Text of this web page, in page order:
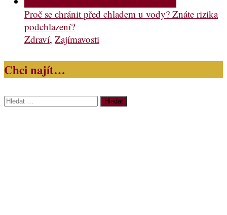
Proč se chránit před chladem u vody? Znáte rizika
podchlazení?
Zdraví, Zajímavosti
Chci najít…
Vyhledávání